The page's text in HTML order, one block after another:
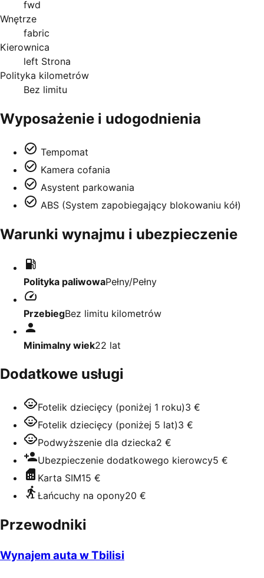
fwd
Wnętrze
fabric
Kierownica
left Strona
Polityka kilometrów
Bez limitu
Wyposażenie i udogodnienia
Tempomat
Kamera cofania
Asystent parkowania
ABS (System zapobiegający blokowaniu kół)
Warunki wynajmu i ubezpieczenie
Polityka paliwowaPełny/Pełny
PrzebiegBez limitu kilometrów
Minimalny wiek22 lat
Dodatkowe usługi
Fotelik dziecięcy (poniżej 1 roku)3 €
Fotelik dziecięcy (poniżej 5 lat)3 €
Podwyższenie dla dziecka2 €
Ubezpieczenie dodatkowego kierowcy5 €
Karta SIM15 €
Łańcuchy na opony20 €
Przewodniki
Wynajem auta w Tbilisi